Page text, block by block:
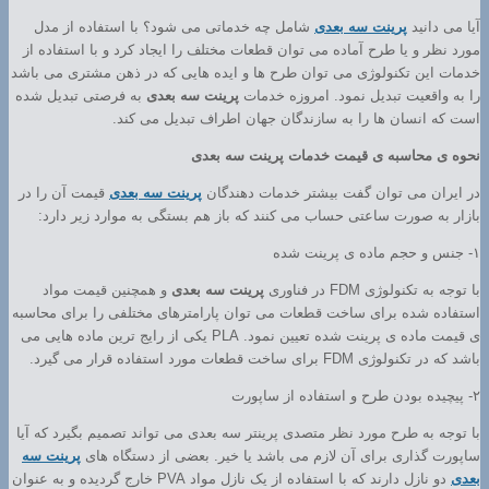
آیا می دانید پرینت سه بعدی شامل چه خدماتی می شود؟ با استفاده از مدل
مورد نظر و یا طرح آماده می توان قطعات مختلف را ایجاد کرد و با استفاده از
خدمات این تکنولوژی می توان طرح ها و ایده هایی که در ذهن مشتری می باشد
را به واقعیت تبدیل نمود. امروزه خدمات پرینت سه بعدی به فرصتی تبدیل شده
است که انسان ها را به سازندگان جهان اطراف تبدیل می کند.
نحوه ی محاسبه ی قیمت خدمات پرینت سه بعدی
در ایران می توان گفت بیشتر خدمات دهندگان پرینت سه بعدی قیمت آن را در
بازار به صورت ساعتی حساب می کنند که باز هم بستگی به موارد زیر دارد:
۱- جنس و حجم ماده ی پرینت شده
با توجه به تکنولوژی FDM در فناوری پرینت سه بعدی و همچنین قیمت مواد
استفاده شده برای ساخت قطعات می توان پارامترهای مختلفی را برای محاسبه
ی قیمت ماده ی پرینت شده تعیین نمود. PLA یکی از رایج ترین ماده هایی می
باشد که در تکنولوژی FDM برای ساخت قطعات مورد استفاده قرار می گیرد.
۲- پیچیده بودن طرح و استفاده از ساپورت
با توجه به طرح مورد نظر متصدی پرینتر سه بعدی می تواند تصمیم بگیرد که آیا
ساپورت گذاری برای آن لازم می باشد یا خیر. بعضی از دستگاه های پرینت سه
بعدی
دو نازل دارند که با استفاده از یک نازل مواد PVA خارج گردیده و به عنوان